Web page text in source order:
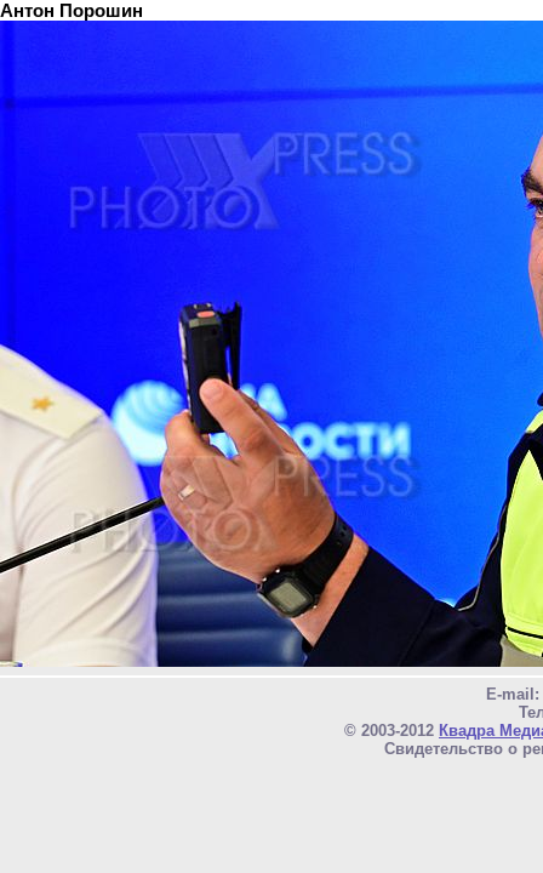
Антон Порошин
E-mail:
© 2003-2012 Квадра
Свидетельство о